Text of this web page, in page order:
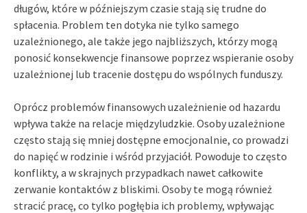
długów, które w późniejszym czasie stają się trudne do
spłacenia. Problem ten dotyka nie tylko samego
uzależnionego, ale także jego najbliższych, którzy mogą
ponosić konsekwencje finansowe poprzez wspieranie osoby
uzależnionej lub tracenie dostępu do wspólnych funduszy.
Oprócz problemów finansowych uzależnienie od hazardu
wpływa także na relacje międzyludzkie. Osoby uzależnione
często stają się mniej dostępne emocjonalnie, co prowadzi
do napięć w rodzinie i wśród przyjaciół. Powoduje to często
konflikty, a w skrajnych przypadkach nawet całkowite
zerwanie kontaktów z bliskimi. Osoby te mogą również
stracić pracę, co tylko pogłębia ich problemy, wpływając